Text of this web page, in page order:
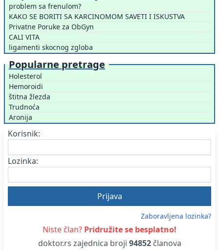
problem sa frenulom?
KAKO SE BORITI SA KARCINOMOM SAVETI I ISKUSTVA
Privatne Poruke za ObGyn
CALI VITA
ligamenti skocnog zgloba
Popularne pretrage
Holesterol
Hemoroidi
štitna žlezda
Trudnoća
Aronija
Korisnik:
Lozinka:
Zaboravljena lozinka?
Niste član? Pridružite se besplatno!
doktor.rs zajednica broji 94852članova